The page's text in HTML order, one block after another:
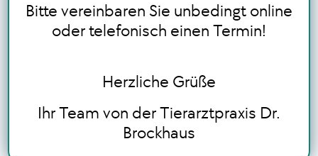
Bitte vereinbaren Sie unbedingt online
oder telefonisch einen Termin!
Herzliche Grüße
Ihr Team von der Tierarztpraxis Dr.
Brockhaus